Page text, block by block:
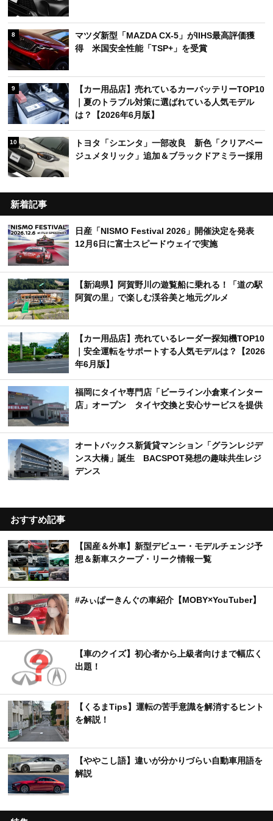
8
マツダ新型「MAZDA CX-5」がIIHS最高評価獲
得 米国安全性能「TSP+」を受賞
9
【カー用品店】売れているカーバッテリーTOP10
｜夏のトラブル対策に選ばれている人気モデル
は？【2026年6月版】
10
トヨタ「シエンタ」一部改良 新色「クリアベー
ジュメタリック」追加＆ブラックドアミラー採用
新着記事
日産「NISMO Festival 2026」開催決定を発表
12月6日に富士スピードウェイで実施
【新潟県】阿賀野川の遊覧船に乗れる！「道の駅
阿賀の里」で楽しむ渓谷美と地元グルメ
【カー用品店】売れているレーダー探知機TOP10
｜安全運転をサポートする人気モデルは？【2026
年6月版】
福岡にタイヤ専門店「ビーライン小倉東インター
店」オープン タイヤ交換と安心サービスを提供
オートバックス新賃貸マンション「グランレジデ
ンス大橋」誕生 BACSPOT発想の趣味共生レジ
デンス
おすすめ記事
【国産＆外車】新型デビュー・モデルチェンジ予
想＆新車スクープ・リーク情報一覧
#みぃぱーきんぐの車紹介【MOBY×YouTuber】
【車のクイズ】初心者から上級者向けまで幅広く
出題！
【くるまTips】運転の苦手意識を解消するヒント
を解説！
【ややこし語】違いが分かりづらい自動車用語を
解説